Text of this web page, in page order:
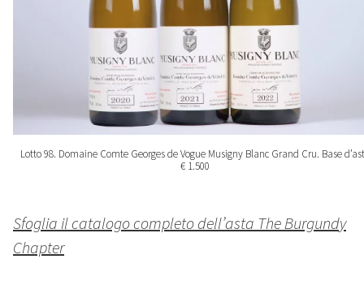
Lotto 98. Domaine Comte Georges de Vogue Musigny Blanc Grand Cru. Base
€ 1.500
Sfoglia il catalogo completo dell’asta The Burgundy
Chapter